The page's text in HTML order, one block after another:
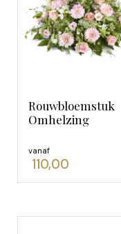
Rouwbloemstuk
Omhelzing
vanaf
110,00